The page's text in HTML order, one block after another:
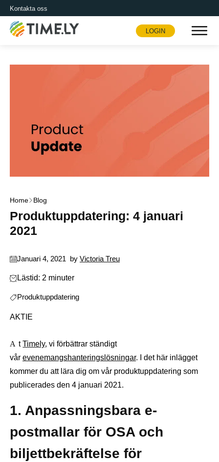
Kontakta oss
Timely
LOGIN
Home Blog
Produktuppdatering: 4 januari
2021
Januari 4, 2021 by Victoria Treu
Lästid: 2 minuter
Produktuppdatering
AKTIE
AtTimely, vi förbättrar ständigt
vår evenemangshanteringslösningar. I det här inlägget
kommer du att lära dig om vår produktuppdatering som
publicerades den 4 januari 2021.
1. Anpassningsbara e-
postmallar för OSA och
biljettbekräftelse för